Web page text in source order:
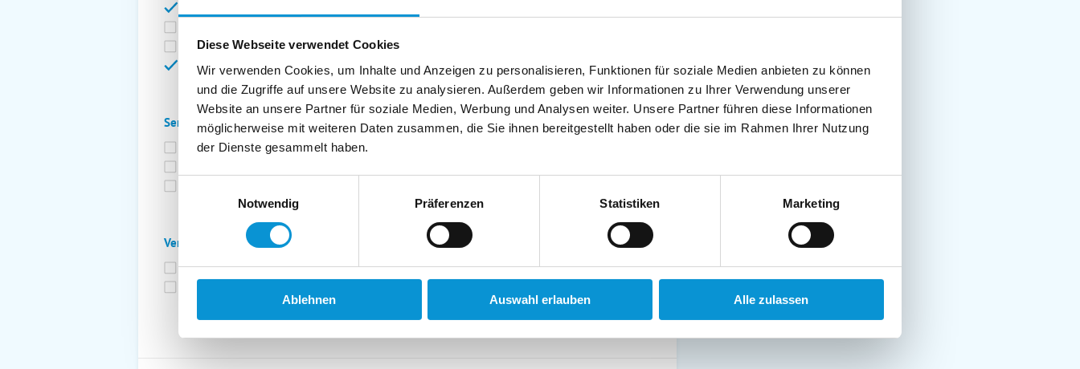
Diese Webseite verwendet Cookies
Wir verwenden Cookies, um Inhalte und Anzeigen zu personalisieren, Funktionen für soziale Medien anbieten zu können
und die Zugriffe auf unsere Website zu analysieren. Außerdem geben wir Informationen zu Ihrer Verwendung unserer
Website an unsere Partner für soziale Medien, Werbung und Analysen weiter. Unsere Partner führen diese Informationen
möglicherweise mit weiteren Daten zusammen, die Sie ihnen bereitgestellt haben oder die sie im Rahmen Ihrer Nutzung
der Dienste gesammelt haben.
Notwendig
Präferenzen Statistiken Marketing
Ablehnen Auswahl erlauben Alle zulassen
Terrasse
Kinderspielplatz
Balkon
Abstellraum
Service:
Bettwäsche inkl.
Geschirrtücher inkl.
Verpflegung:
Brötchenservice
Frühstück möglich
Halbpension möglich
Vollpension möglich